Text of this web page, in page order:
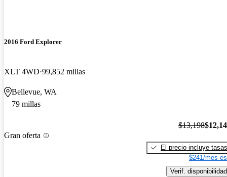
2016 Ford Explorer
XLT 4WD 99,852 millas
Bellevue, WA
79 millas
Gran oferta
$13,198
El precio incluye tasas
$241/mes
Verif. disponibilidad